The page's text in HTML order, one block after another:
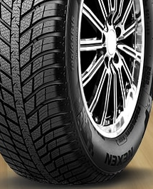
API
Selecteaza